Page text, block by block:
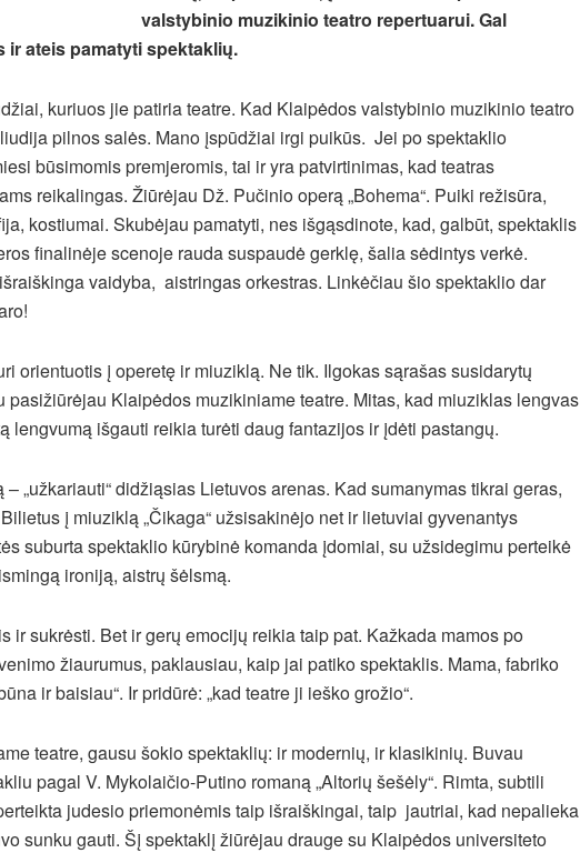
valstybinio muzikinio teatro repertuarui. Gal
ateis pamatyti spektaklių.
kuriuos jie patiria teatre. Kad Klaipėdos valstybinio muzikinio teatro
pilnos salės. Mano įspūdžiai irgi puikūs. Jei po spektaklio
būsimomis premjeromis, tai ir yra patvirtinimas, kad teatras
reikalingas. Žiūrėjau Dž. Pučinio operą „Bohema“. Puiki režisūra,
kostiumai. Skubėjau pamatyti, nes išgąsdinote, kad, galbūt, spektaklis
finalinėje scenoje rauda suspaudė gerklę, šalia sėdintys verkė.
vaidyba, aistringas orkestras. Linkėčiau šio spektaklio dar
orientuotis į operetę ir miuziklą. Ne tik. Ilgokas sąrašas susidarytų
pasižiūrėjau Klaipėdos muzikiniame teatre. Mitas, kad miuziklas lengvas
lengvumą išgauti reikia turėti daug fantazijos ir įdėti pastangų.
„užkariauti“ didžiąsias Lietuvos arenas. Kad sumanymas tikrai geras,
į miuziklą „Čikaga“ užsisakinėjo net ir lietuviai gyvenantys
suburta spektaklio kūrybinė komanda įdomiai, su užsidegimu perteikė
ironiją, aistrų šėlsmą.
ir sukrėsti. Bet ir gerų emocijų reikia taip pat. Kažkada mamos po
žiaurumus, paklausiau, kaip jai patiko spektaklis. Mama, fabriko
ir baisiau“. Ir pridūrė: „kad teatre ji ieško grožio“.
teatre, gausu šokio spektaklių: ir modernių, ir klasikinių. Buvau
pagal V. Mykolaičio-Putino romaną „Altorių šešėly“. Rimta, subtili
judesio priemonėmis taip išraiškingai, taip jautriai, kad nepalieka
sunku gauti. Šį spektaklį žiūrėjau drauge su Klaipėdos universiteto